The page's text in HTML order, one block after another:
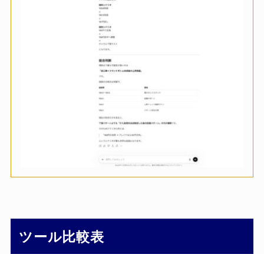
ツール比較表